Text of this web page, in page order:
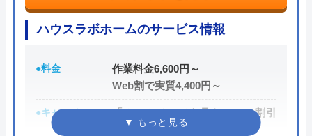
株式会社中山設備機器の基本情報
中山貴文
創業・設立 昭和25年9月15日創立
ハウスラボホームのサービス情報
●料金
作業料金6,600円～
Web割で実質4,400円～
●キャンペーン
「ホームページを見た！」で割引
2,000円